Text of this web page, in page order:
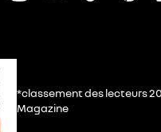
*classement des lecteurs
Magazine